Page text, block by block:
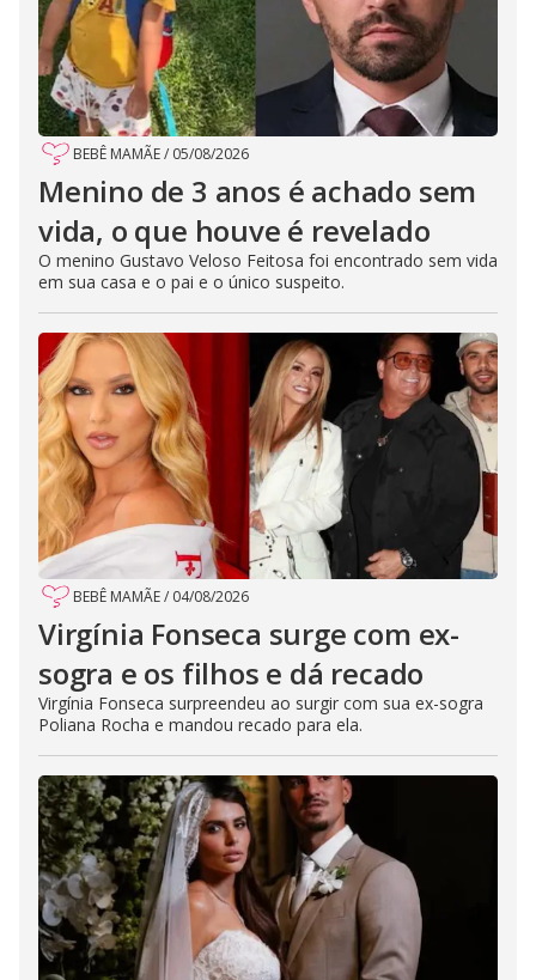
BEBÊ MAMÃE/ 05/08/2026
Menino de 3 anos é achado sem
vida, o que houve é revelado
O menino Gustavo Veloso Feitosa foi encontrado sem vida
em sua casa e o pai e o único suspeito.
BEBÊ MAMÃE/ 04/08/2026
Virgínia Fonseca surge com ex-
sogra e os filhos e dá recado
Virgínia Fonseca surpreendeu ao surgir com sua ex-sogra
Poliana Rocha e mandou recado para ela.